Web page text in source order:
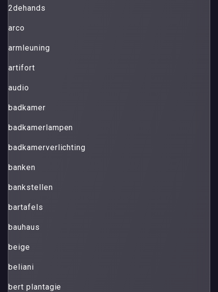
2dehands
arco
armleuning
artifort
audio
badkamer
badkamerlampen
badkamerverlichting
banken
bankstellen
bartafels
bauhaus
beige
beliani
bert plantagie